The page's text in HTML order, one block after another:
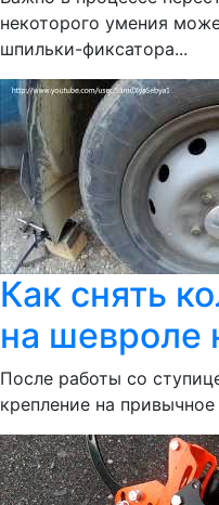
некоторого умения
шпильки-фиксатора...
Как снять
на шевроле
После работы со
крепление на